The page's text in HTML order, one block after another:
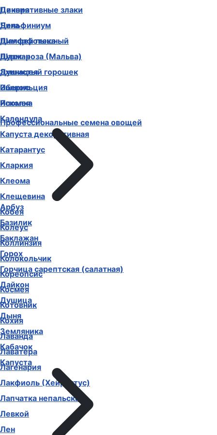
Декоративные злаки
Дельфиниум
Диморфотека
Дурман
Душистый горошек
Иберис
Ипомея
Календула
Капуста декоративная
Катарантус
Кларкия
Клеома
Клещевина
Кобея
Колеус
Коллинзия
Колокольчик
Кореопсис
Космея
Котовник
Кохия
Лаванда
Лаватера
Лагенария
Лакфиоль (Хейрантус)
Лапчатка непальская
Левкой
Лен
Цинния
Чина
Шалфей пышный
Шток-роза (Мальва)
Эхинацея
Эшшольция
Ясколка
Профессиональные семена овощей
Арбуз
Базилик
Баклажан
Горох
Горчица сарептская (салатная)
Дайкон
Душица
Дыня
Земляника
Кабачок
Капуста